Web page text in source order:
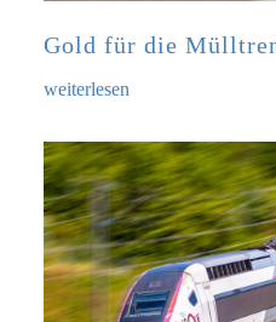
Gold für die
weiterlesen